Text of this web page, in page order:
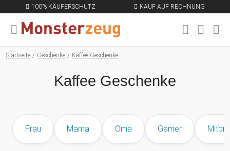
100% KÄUFERSCHUTZ KAUF AUF RECHNUNG
MENÜ SCHLIESSEN
Startseite Geschenke Kaffee Geschenke
Kaffee Geschenke
Frau Mama Oma Gamer